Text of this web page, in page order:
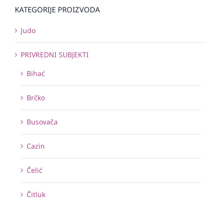
KATEGORIJE PROIZVODA
Judo
PRIVREDNI SUBJEKTI
Bihać
Brčko
Busovača
Cazin
Čelić
Čitluk